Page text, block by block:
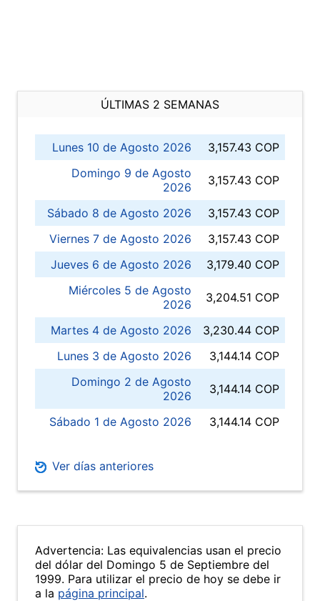
ÚLTIMAS 2 SEMANAS
Lunes 10 de Agosto 2026
3,157.43 COP
Domingo 9 de Agosto
2026
3,157.43 COP
Sábado 8 de Agosto 2026
3,157.43 COP
Viernes 7 de Agosto 2026
3,157.43 COP
Jueves 6 de Agosto 2026
3,179.40 COP
Miércoles 5 de Agosto
2026
3,204.51 COP
Martes 4 de Agosto 2026
3,230.44 COP
Lunes 3 de Agosto 2026
3,144.14 COP
Domingo 2 de Agosto
2026
3,144.14 COP
Sábado 1 de Agosto 2026 3,144.14 COP
Ver días anteriores
Advertencia: Las equivalencias usan el precio
del dólar del Domingo 5 de Septiembre del
1999. Para utilizar el precio de hoy se debe ir
a la página principal.